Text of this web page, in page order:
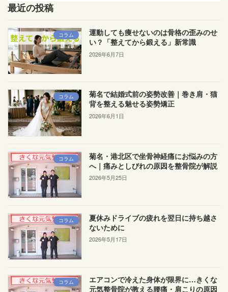
最近の投稿
コラム
運動しても痩せないのは骨格の歪みのせ
い？「整えてから鍛える」新常識
2026年6月7日
コラム
菊名で結婚式前の姿勢改善｜巻き肩・猫
背を整える魅せる姿勢矯正
2026年6月1日
コラム
菊名・港北区で坐骨神経痛にお悩みの方
へ｜痛みとしびれの原因を整骨院が解説
2026年5月25日
コラム
夏休みドライブの疲れを翌日に持ち越さ
ないために
2026年5月17日
コラム
エアコンで冷えた身体が限界に…きくな
元気整骨院が教える腰痛・肩こりの原因